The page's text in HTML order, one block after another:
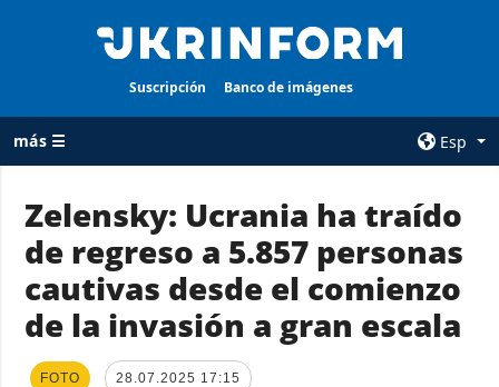
Suscripción Banco de imágenes
más ☰
Esp
TODAS LAS
CATEGORÍAS
Guerra
Reconstrucción
de Ucrania
AGENCIA
sobre la agencia
contacto
Zelensky: Ucrania ha traído
de regreso a 5.857 personas
cautivas desde el comienzo
de la invasión a gran escala
FOTO 28.07.2025 17:15